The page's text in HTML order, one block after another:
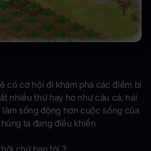
có cơ hội đi khám phá các điểm bí
nhiều thứ hay ho như câu cá, hái
làm sống động hơn cuộc sống của
ta đang điều khiển